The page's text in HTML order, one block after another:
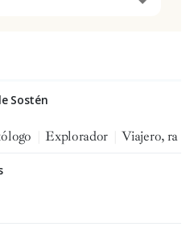
Sostén
Explorador Viajero, ra